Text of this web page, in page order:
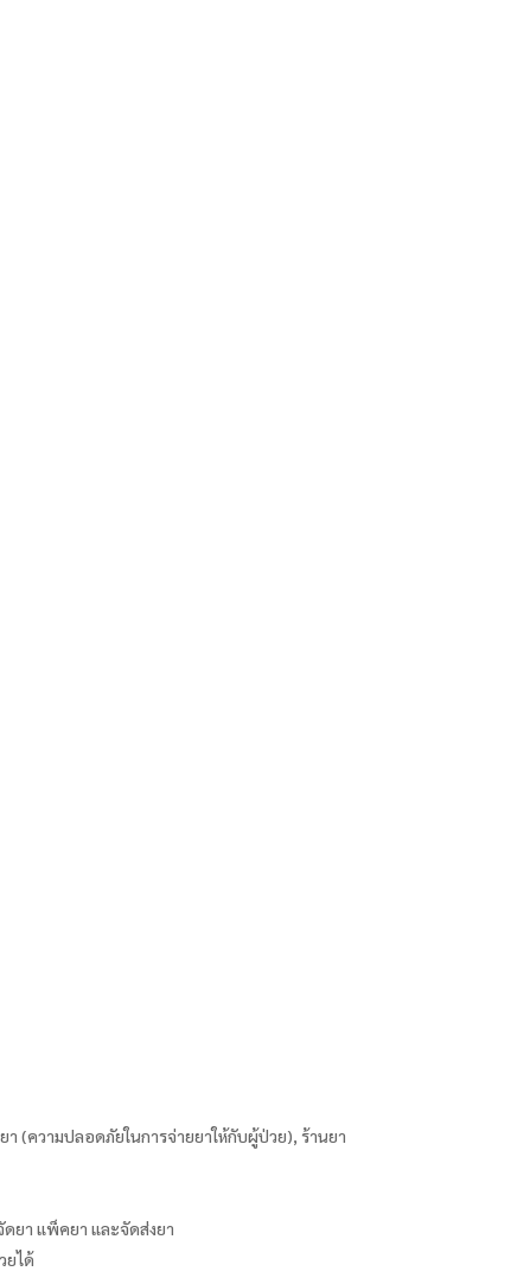
า (ความปลอดภัยในการจ่ายยาให้กับผู้ป่วย), ร้านยา
ดยา แพ็คยา และจัดส่งยา
ยได้